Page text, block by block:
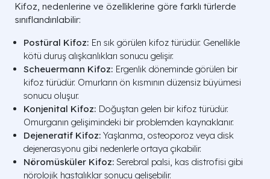
Kifoz, nedenlerine ve özelliklerine göre farklı türlerde
sınıflandırılabilir:
Postüral Kifoz: En sık görülen kifoz türüdür. Genellikle
kötü duruş alışkanlıkları sonucu gelişir.
Scheuermann Kifoz: Ergenlik döneminde görülen bir
kifoz türüdür. Omurların ön kısmının düzensiz büyümesi
sonucu oluşur.
Konjenital Kifoz: Doğuştan gelen bir kifoz türüdür.
Omurganın gelişimindeki bir problemden kaynaklanır.
Dejeneratif Kifoz: Yaşlanma, osteoporoz veya disk
dejenerasyonu gibi nedenlerle ortaya çıkabilir.
Nöromüsküler Kifoz: Serebral palsi, kas distrofisi gibi
nörolojik hastalıklar sonucu gelişebilir.